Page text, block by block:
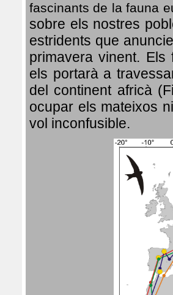
fascinants de la fauna
sobre els nostres
estridents que
primavera vinent. Els
els portarà a
del continent africà
ocupar els mateixos
vol inconfusible.